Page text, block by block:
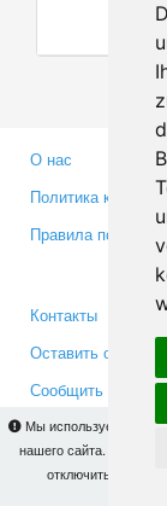
Мы используем
нашего сайта. На
отключить
О нас
Политика
Правила
Контакты
Оставить отзыв
Сообщить об